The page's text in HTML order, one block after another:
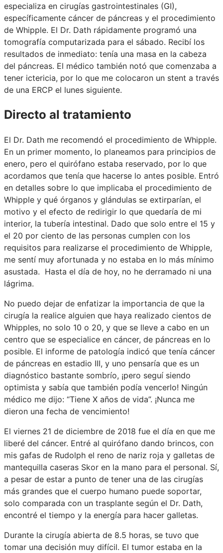
especializa en cirugías gastrointestinales (GI),
específicamente cáncer de páncreas y el procedimiento
de Whipple. El Dr. Dath rápidamente programó una
tomografía computarizada para el sábado. Recibí los
resultados de inmediato: tenía una masa en la cabeza
del páncreas. El médico también notó que comenzaba a
tener ictericia, por lo que me colocaron un stent a través
de una ERCP el lunes siguiente.
Directo al tratamiento
El Dr. Dath me recomendó el procedimiento de Whipple.
En un primer momento, lo planeamos para principios de
enero, pero el quirófano estaba reservado, por lo que
acordamos que tenía que hacerse lo antes posible. Entró
en detalles sobre lo que implicaba el procedimiento de
Whipple y qué órganos y glándulas se extirparían, el
motivo y el efecto de redirigir lo que quedaría de mi
interior, la tubería intestinal. Dado que solo entre el 15 y
el 20 por ciento de las personas cumplen con los
requisitos para realizarse el procedimiento de Whipple,
me sentí muy afortunada y no estaba en lo más mínimo
asustada. Hasta el día de hoy, no he derramado ni una
lágrima.
No puedo dejar de enfatizar la importancia de que la
cirugía la realice alguien que haya realizado cientos de
Whipples, no solo 10 o 20, y que se lleve a cabo en un
centro que se especialice en cáncer, de páncreas en lo
posible. El informe de patología indicó que tenía cáncer
de páncreas en estadio III, y uno pensaría que es un
diagnóstico bastante sombrío, ¡pero seguí siendo
optimista y sabía que también podía vencerlo! Ningún
médico me dijo: “Tiene X años de vida”. ¡Nunca me
dieron una fecha de vencimiento!
El viernes 21 de diciembre de 2018 fue el día en que me
liberé del cáncer. Entré al quirófano dando brincos, con
mis gafas de Rudolph el reno de nariz roja y galletas de
mantequilla caseras Skor en la mano para el personal. Sí,
a pesar de estar a punto de tener una de las cirugías
más grandes que el cuerpo humano puede soportar,
solo comparada con un trasplante según el Dr. Dath,
encontré el tiempo y la energía para hacer galletas.
Durante la cirugía abierta de 8.5 horas, se tuvo que
tomar una decisión muy difícil. El tumor estaba en la